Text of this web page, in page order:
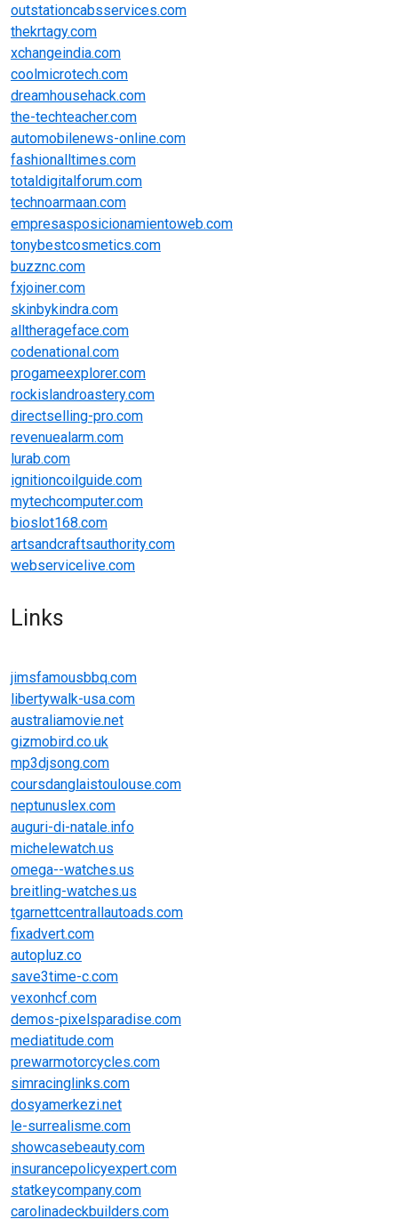
outstationcabsservices.com
thekrtagy.com
xchangeindia.com
coolmicrotech.com
dreamhousehack.com
the-techteacher.com
automobilenews-online.com
fashionalltimes.com
totaldigitalforum.com
technoarmaan.com
empresasposicionamientoweb.com
tonybestcosmetics.com
buzznc.com
fxjoiner.com
skinbykindra.com
alltherageface.com
codenational.com
progameexplorer.com
rockislandroastery.com
directselling-pro.com
revenuealarm.com
lurab.com
ignitioncoilguide.com
mytechcomputer.com
bioslot168.com
artsandcraftsauthority.com
webservicelive.com
Links
jimsfamousbbq.com
libertywalk-usa.com
australiamovie.net
gizmobird.co.uk
mp3djsong.com
coursdanglaistoulouse.com
neptunuslex.com
auguri-di-natale.info
michelewatch.us
omega--watches.us
breitling-watches.us
tgarnettcentrallautoads.com
fixadvert.com
autopluz.co
save3time-c.com
vexonhcf.com
demos-pixelsparadise.com
mediatitude.com
prewarmotorcycles.com
simracinglinks.com
dosyamerkezi.net
le-surrealisme.com
showcasebeauty.com
insurancepolicyexpert.com
statkeycompany.com
carolinadeckbuilders.com